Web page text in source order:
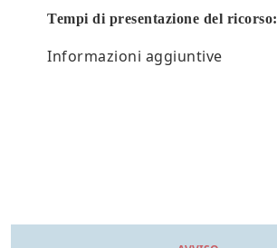
Tempi di presentazione del ricorso:
Informazioni aggiuntive